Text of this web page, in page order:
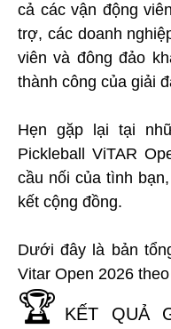
cả các vận động
trợ, các doanh
viên và đông đảo
thành công của giải
Hẹn gặp lại tại
Pickleball ViTAR
cầu nối của tình
kết cộng đồng.
Dưới đây là bản
Vitar Open 2026
🏆 KẾT QUẢ